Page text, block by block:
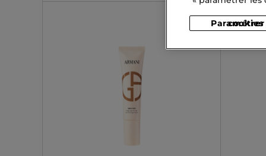
Paramétrer les cookies